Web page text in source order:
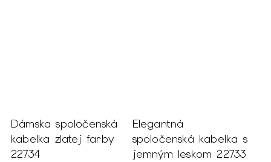
Dámska spoločenská
kabelka zlatej farby
22734
Elegantná
spoločenská kabelka s
jemným leskom 22733